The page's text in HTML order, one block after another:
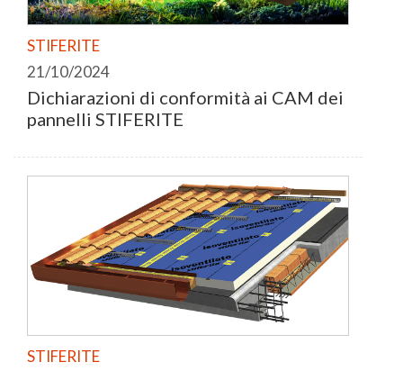
STIFERITE
21/10/2024
Dichiarazioni di conformità ai CAM dei
pannelli STIFERITE
STIFERITE